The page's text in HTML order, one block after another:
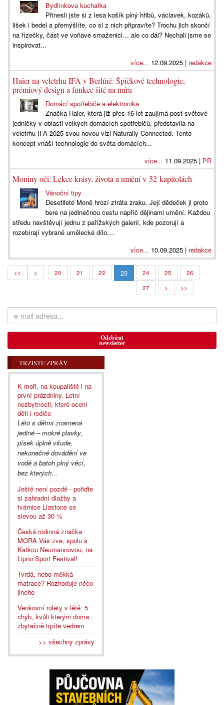
Bydlínkova kuchařka
Přinesli jste si z lesa košík plný hřibů, václavek, kozáků,
lišek i bedel a přemýšlíte, co si z nich připravíte? Trochu jich skončí
na řízečky, část ve voňavé smaženici… ale co dál? Nechali jsme se
inspirovat...
více... 12.09.2025 | redakce
Haier na veletrhu IFA v Berlíně: Špičkové technologie,
prémiový design a funkce šité na míru
Domácí spotřebiče a elektronika
Značka Haier, která již přes 16 let zaujímá post světové
jedničky v oblasti velkých domácích spotřebičů, představila na
veletrhu IFA 2025 svou novou vizi Naturally Connected. Tento
koncept vnáší technologie do světa domácích...
více... 11.09.2025 | PR
Moniny oči: Lekce krásy, života a umění v 52 kapitolách
Vánoční tipy
Desetileté Moně hrozí ztráta zraku. Její dědeček ji proto
bere na jedinečnou cestu napříč dějinami umění. Každou
středu navštěvují jednu z pařížských galerií, kde pozorují a
rozebírají vybrané umělecké dílo....
více... 10.09.2025 | redakce
<< < 20 21 22 23 24 25
26
27
> >>
Odebírat
newsletter
TRŽIŠTĚ ZPRÁV
K moři, na koupaliště i na
první prázdniny. Letní
nezbytnosti, které ocení
děti i rodiče
Léto s dětmi znamená
jediné – mokré plavky,
písek úplně všude,
nekonečné dovádění ve
vodě a batoh plný věcí,
bez kterých...
Ještě není pozdě - pořiďte
si zahradní dlažby a
tvárnice Liastone se
slevou až 30 %
Česká rodinná značka
MORA Vás zve, spolu s
Katkou Neumannovou, na
Lipno Sport Festival!
Tvrdá, nebo měkká
matrace? Rozhoduje něco
jiného
Venkovní rolety v létě: 5
chyb, kvůli kterým doma
zbytečně trpíte vedrem
>> všechny zprávy